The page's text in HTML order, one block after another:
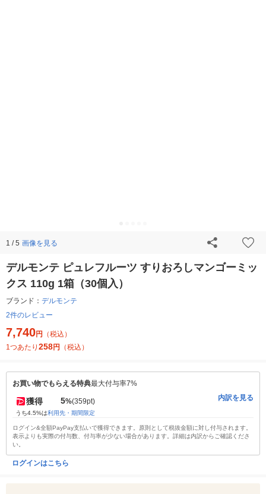
1 / 5 画像を見る
デルモンテ ピュレフルーツ すりおろしマンゴーミッ
クス 110g 1箱（30個入）
ブランド： デルモンテ
2件のレビュー
7,740円
（税込）
1つあたり 258円 （税込）
お買い物でもらえる特典最大付与率7%
獲得 5%(359pt)
うち4.5%は利用先・期間限定
内訳を見る
ログイン&全額PayPay支払いで獲得できます。原則として税抜金額に対し付与されます。
表示よりも実際の付与数、付与率が少ない場合があります。詳細は内訳からご確認くださ
い。
ログインはこちら